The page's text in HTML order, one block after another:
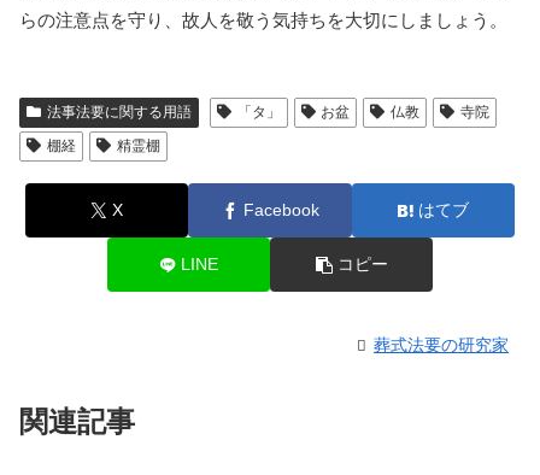
らの注意点を守り、故人を敬う気持ちを大切にしましょう。
法事法要に関する用語 「タ」 お盆 仏教
寺院
棚経
精霊棚
X Facebook はてブ
LINE コピー
葬式法要の研究家
関連記事